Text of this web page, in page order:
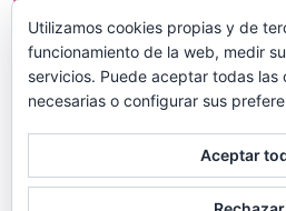
vacunas Yemen África
Utilizamos cookies propias y de
funcionamiento de la web, medir
servicios. Puede aceptar todas las
necesarias o configurar sus
Aceptar